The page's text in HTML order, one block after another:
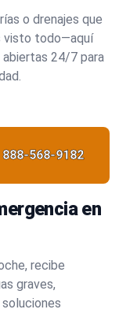
o drenajes que
visto todo—aquí
abiertas 24/7 para
888-568-9182
en
recibe
graves,